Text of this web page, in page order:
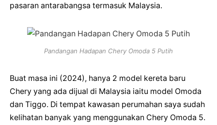
pasaran antarabangsa termasuk Malaysia.
Pandangan Hadapan Chery Omoda 5 Putih
Buat masa ini (2024), hanya 2 model kereta baru
Chery yang ada dijual di Malaysia iaitu model Omoda
dan Tiggo. Di tempat kawasan perumahan saya sudah
kelihatan banyak yang menggunakan Chery Omoda 5.